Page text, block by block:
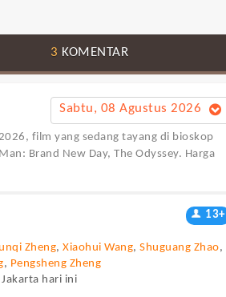
3 KOMENTAR
Sabtu, 08 Agustus 2026
film yang sedang tayang di bioskop
Brand New Day, The Odyssey. Harga
13+
Zheng,Xiaohui Wang,Shuguang Zhao,
, Pengsheng Zheng
hari ini